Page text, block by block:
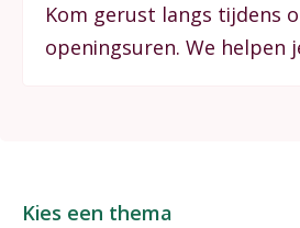
Kom gerust langs tijdens
openingsuren. We helpen
Kies een thema